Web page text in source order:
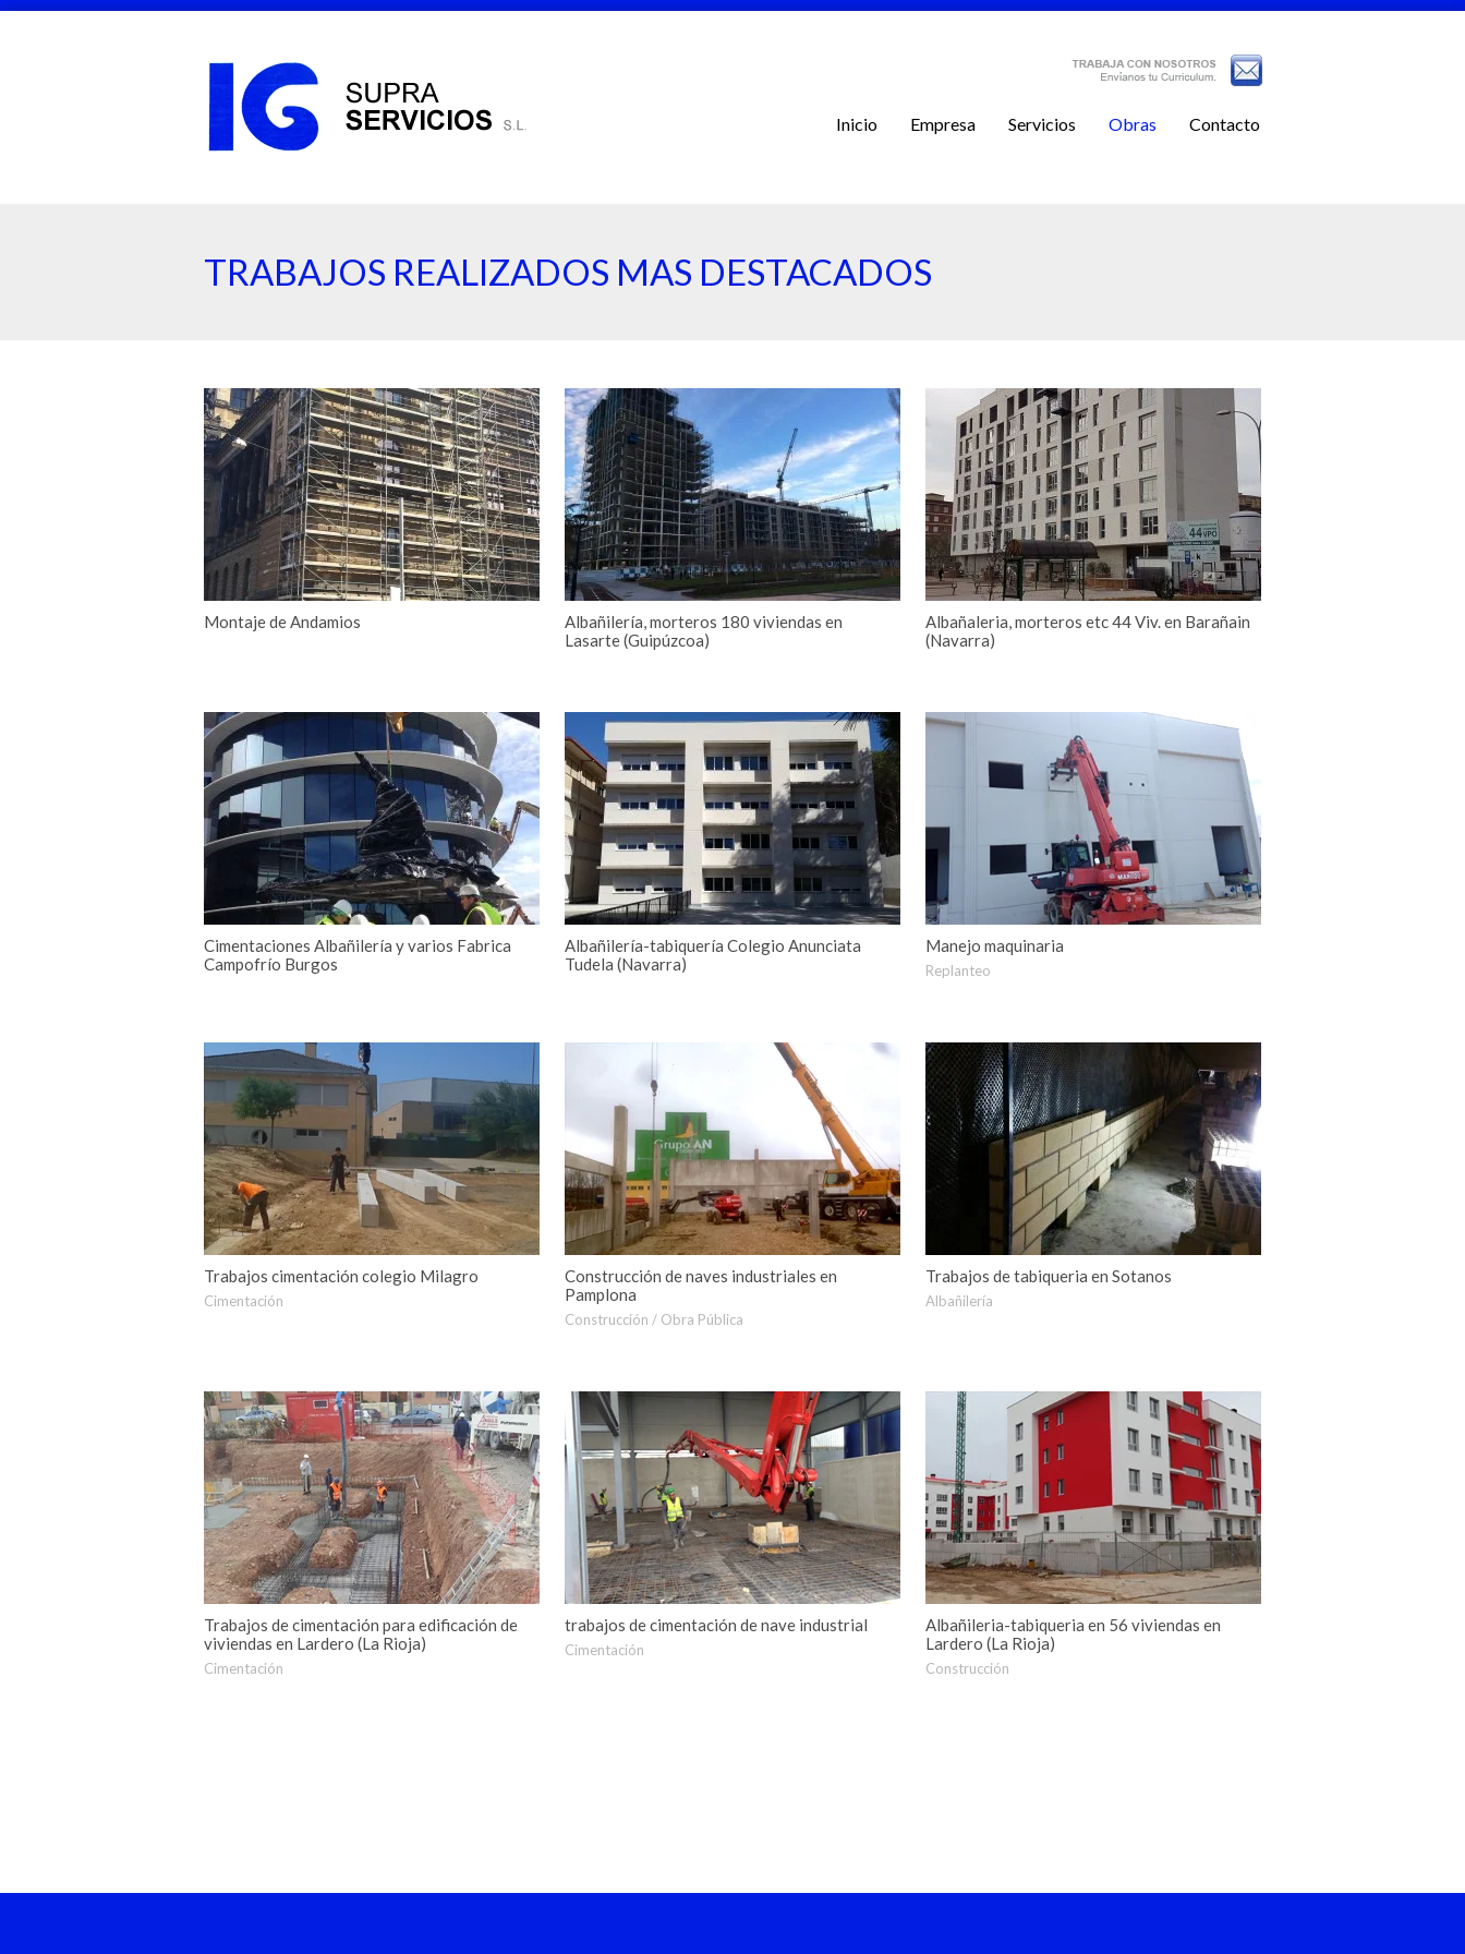
Inicio Empresa Servicios Obras Contacto
TRABAJOS REALIZADOS MAS DESTACADOS
Montaje de Andamios
Albañilería, morteros 180 viviendas en
Lasarte (Guipúzcoa)
Albañaleria, morteros etc 44 Viv. en Barañain
(Navarra)
Cimentaciones Albañilería y varios Fabrica
Campofrío Burgos
Albañilería-tabiquería Colegio Anunciata
Tudela (Navarra)
Manejo maquinaria
Replanteo
Trabajos cimentación colegio Milagro
Cimentación
Construcción de naves industriales en
Pamplona
Construcción / Obra Pública
Trabajos de tabiqueria en Sotanos
Albañilería
Trabajos de cimentación para edificación de
viviendas en Lardero (La Rioja)
Cimentación
trabajos de cimentación de nave industrial
Cimentación
Albañileria-tabiqueria en 56 viviendas en
Lardero (La Rioja)
Construcción